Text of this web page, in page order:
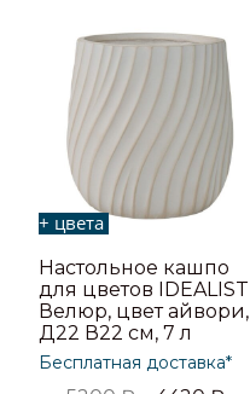
+ цвета
Настольное кашпо
для цветов IDEALIST
Велюр, цвет айвори,
Д22 В22 см, 7 л
Бесплатная доставка*